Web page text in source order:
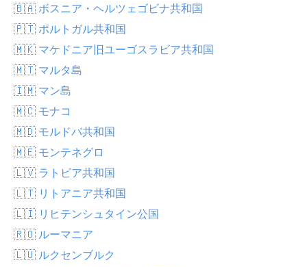
🇧🇦 ボスニア・ヘルツェゴビナ共和国
🇵🇹 ポルトガル共和国
🇲🇰 マケドニア旧ユーゴスラビア共和国
🇲🇹 マルタ島
🇮🇲 マン島
🇲🇨 モナコ
🇲🇩 モルドバ共和国
🇲🇪 モンテネグロ
🇱🇻 ラトビア共和国
🇱🇹 リトアニア共和国
🇱🇮 リヒテンシュタイン公国
🇷🇴 ルーマニア
🇱🇺 ルクセンブルク